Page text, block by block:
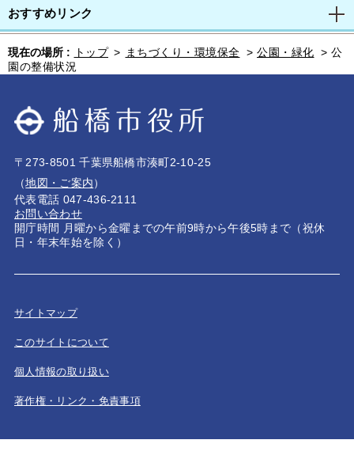
おすすめリンク
現在の場所 : トップ > まちづくり・環境保全 > 公園・緑化 > 公
園の整備状況
〒273-8501 千葉県船橋市湊町2-10-25
（地図・ご案内）
代表電話 047-436-2111
お問い合わせ
開庁時間 月曜から金曜までの午前9時から午後5時まで（祝休
日・年末年始を除く）
サイトマップ
このサイトについて
個人情報の取り扱い
著作権・リンク・免責事項